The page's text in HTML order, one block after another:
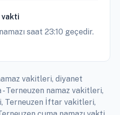
vakti
saat 23:10 geçedir.
vakitleri, diyanet
Terneuzen namaz vakitleri,
Terneuzen İftar vakitleri,